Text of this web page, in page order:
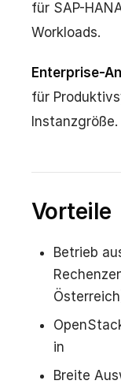
für SAP-
Workloads.
Enterprise-
für
Instanzgröße.
Vorteile
Betrieb
in
Breite